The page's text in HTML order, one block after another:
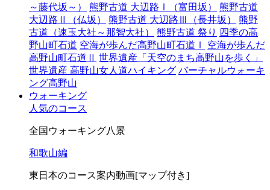
～藤代坂～）
熊野古道 大辺路Ⅰ（富田坂）
熊野古道
大辺路Ⅱ（仏坂）
熊野古道 大辺路Ⅲ（長井坂）
熊野
古道（速玉大社～那智大社）
熊野古道 祭り
四季の高
野山町石道 空海が歩んだ高野山町石道Ⅰ
空海が歩んだ
高野山町石道Ⅱ 世界遺産「天空のまち高野山を歩く」
世界遺産 高野山女人道ハイキング バーチャルウォーキ
ング高野山
ウォーキング
人気のコース
全国ウォーキング八景
和歌山編
東日本のコース案内動画[マップ付き]